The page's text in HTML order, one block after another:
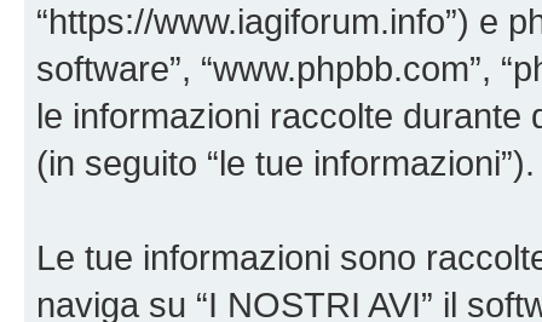
“https://www.iagiforum.info”) e
software”, “www.phpbb.com”,
le informazioni raccolte durante
(in seguito “le tue informazioni”).
Le tue informazioni sono
naviga su “I NOSTRI AVI” il